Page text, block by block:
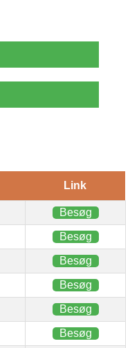
Link
Besøg
Besøg
Besøg
Besøg
Besøg
Besøg